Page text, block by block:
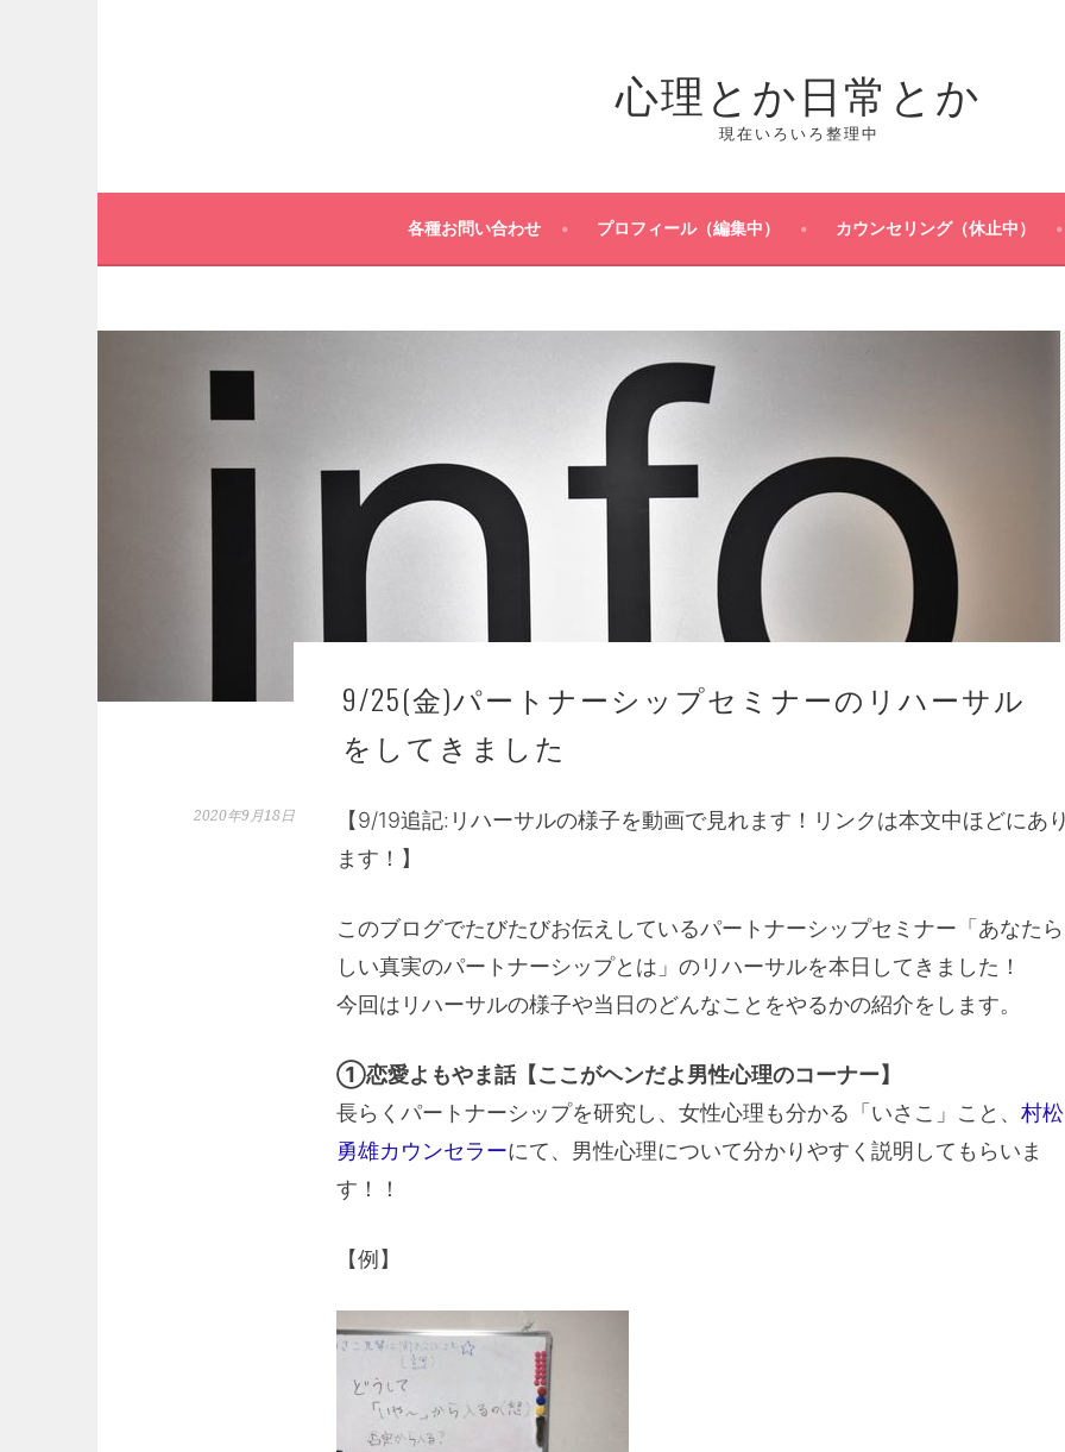
心理とか日常とか
現在いろいろ整理中
各種お問い合わせ プロフィール（編集中） カウンセリング（休止中）
9/25(金)パートナーシップセミナーのリハーサル
をしてきました
2020年9月18日
【9/19追記:リハーサルの様子を動画で見れます！リンクは本文中ほどにあ
ます！】
このブログでたびたびお伝えしているパートナーシップセミナー「あなたら
しい真実のパートナーシップとは」のリハーサルを本日してきました！
今回はリハーサルの様子や当日のどんなことをやるかの紹介をします。
①恋愛よもやま話【ここがヘンだよ男性心理のコーナー】
長らくパートナーシップを研究し、女性心理も分かる「いさこ」こと、 村松
勇雄カウンセラーにて、男性心理について分かりやすく説明してもらいま
す！！
【例】